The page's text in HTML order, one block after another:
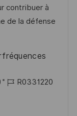
contribuer à
de la défense
I
R0331220